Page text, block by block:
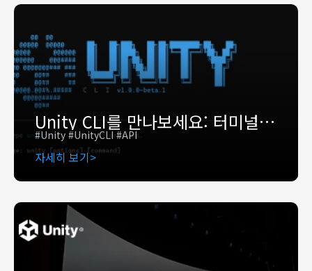
Unity CLI를 만나보세요: 터미널에서 Unity 관리하세요
#Unity #UnityCLI #API
자세히 보기